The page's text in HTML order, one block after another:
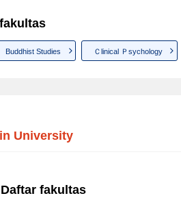
Buddhist Studies Ｃlinical Ｐsychology
University
fakultas